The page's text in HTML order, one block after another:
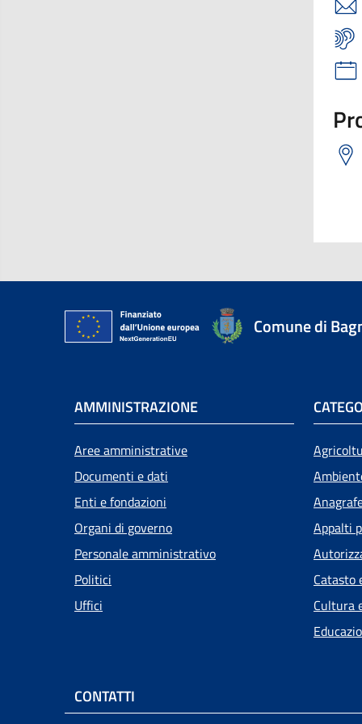
Comune di
AMMINISTRAZIONE
Aree amministrative
Documenti e dati
Enti e fondazioni
Organi di governo
Personale amministrativo
Politici
Uffici
Appalti
Catasto
Cultura
CONTATTI